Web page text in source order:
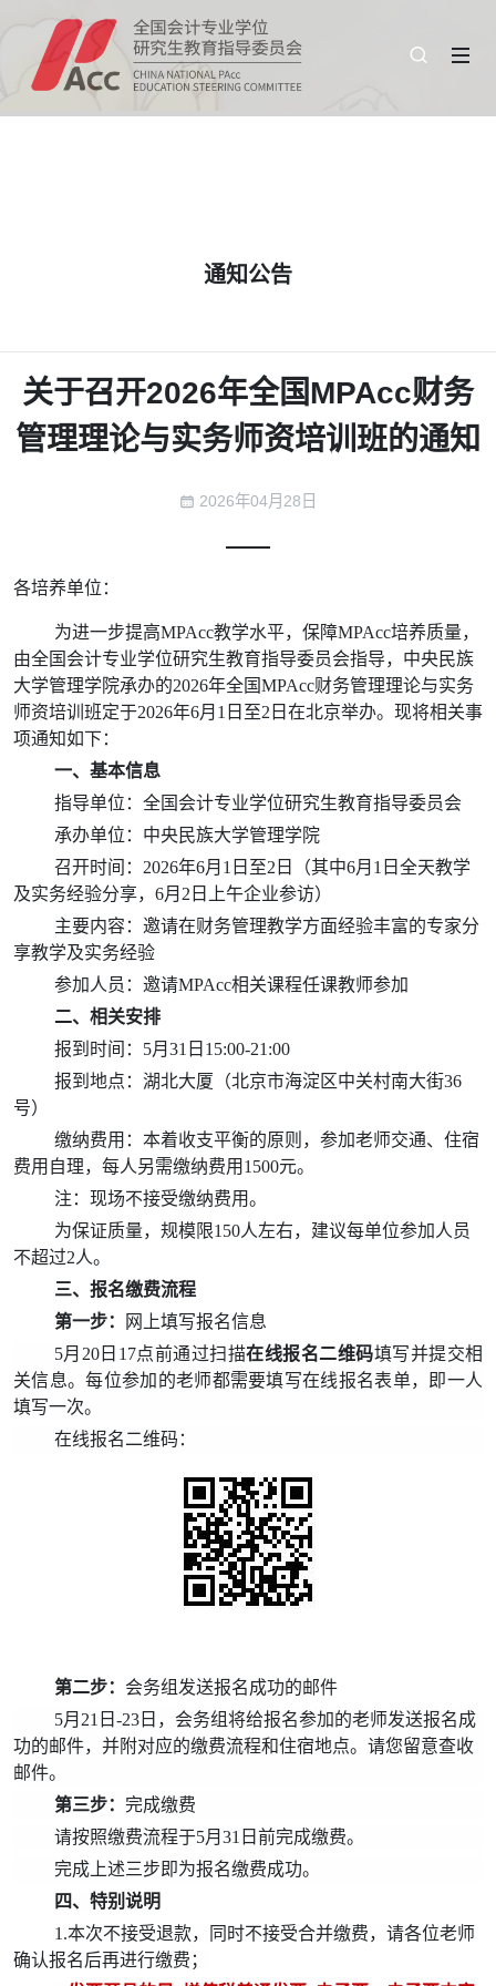
通知公告
关于召开2026年全国MPAcc财务
管理理论与实务师资培训班的通知
2026年04月28日
各培养单位：
为进一步提高MPAcc教学水平，保障MPAcc培养质量，
由全国会计专业学位研究生教育指导委员会指导，中央民族
大学管理学院承办的2026年全国MPAcc财务管理理论与实务
师资培训班定于2026年6月1日至2日在北京举办。现将相关事
项通知如下：
一、基本信息
指导单位：全国会计专业学位研究生教育指导委员会
承办单位：中央民族大学管理学院
召开时间：2026年6月1日至2日（其中6月1日全天教学
及实务经验分享，6月2日上午企业参访）
主要内容：邀请在财务管理教学方面经验丰富的专家分
享教学及实务经验
参加人员：邀请MPAcc相关课程任课教师参加
二、相关安排
报到时间：5月31日15:00-21:00
报到地点：湖北大厦（北京市海淀区中关村南大街36
号）
缴纳费用：本着收支平衡的原则，参加老师交通、住宿
费用自理，每人另需缴纳费用1500元。
注：现场不接受缴纳费用。
为保证质量，规模限150人左右，建议每单位参加人员
不超过2人。
三、报名缴费流程
第一步：
网上填写报名信息
5月20日17点前通过扫描在线报名二维码填写并提交相
关信息。每位参加的老师都需要填写在线报名表单，即一人
填写一次。
在线报名二维码：
第二步： 会务组发送报名成功的邮件
5月21日-23 日，会务组将给报名参加的老师发送报名成
功的邮件，并附对应的缴费流程和住宿地点。请您留意查收
邮件。
第三步： 完成缴费
请按照缴费流程于5月31日前完成缴费。
完成上述三步即为报名缴费成功。
四、特别说明
1.本次不接受退款，同时不接受合并缴费，请各位老师
确认报名后再进行缴费；